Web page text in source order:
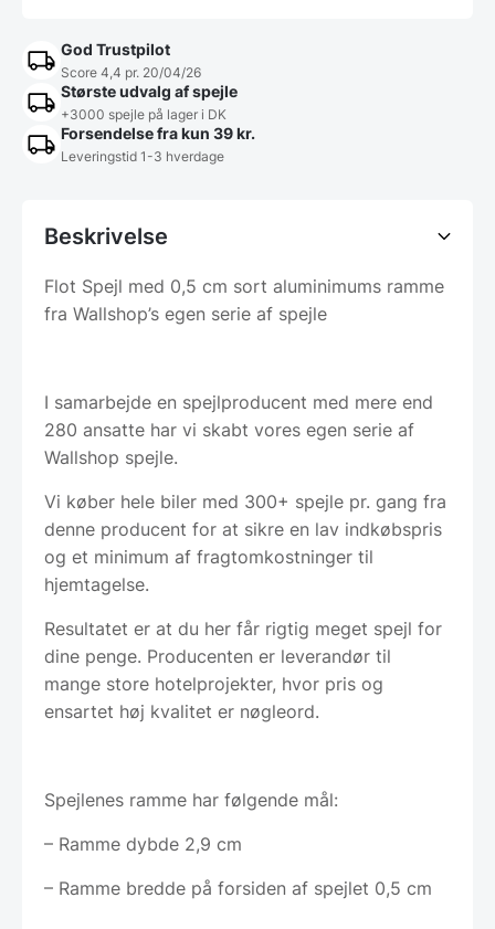
God Trustpilot
Score 4,4 pr. 20/04/26
Største udvalg af spejle
+3000 spejle på lager i DK
Forsendelse fra kun 39 kr.
Leveringstid 1-3 hverdage
Beskrivelse
Flot Spejl med 0,5 cm sort aluminimums ramme
fra Wallshop’s egen serie af spejle
I samarbejde en spejlproducent med mere end
280 ansatte har vi skabt vores egen serie af
Wallshop spejle.
Vi køber hele biler med 300+ spejle pr. gang fra
denne producent for at sikre en lav indkøbspris
og et minimum af fragtomkostninger til
hjemtagelse.
Resultatet er at du her får rigtig meget spejl for
dine penge. Producenten er leverandør til
mange store hotelprojekter, hvor pris og
ensartet høj kvalitet er nøgleord.
Spejlenes ramme har følgende mål:
– Ramme dybde 2,9 cm
– Ramme bredde på forsiden af spejlet 0,5 cm